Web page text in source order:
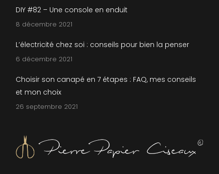
DIY #82 – Une console en enduit
8 décembre 2021
L’électricité chez soi : conseils pour bien la penser
6 décembre 2021
Choisir son canapé en 7 étapes : FAQ, mes conseils
et mon choix
26 septembre 2021